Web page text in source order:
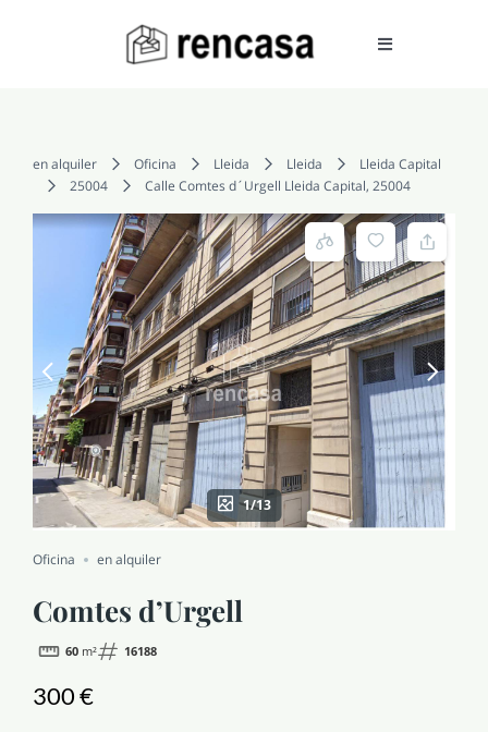
Toggle
ALQUILAR
VENDER
SERVICIOS
CONOCENOS
NOTICIAS Y BLOG
PERFIL
en alquiler Oficina Lleida Lleida
Lleida Capital
25004
Calle Comtes d´Urgell Lleida Capital, 25004
1/13
Oficina en alquiler
Comtes d’Urgell
60 m² 16188
300 €